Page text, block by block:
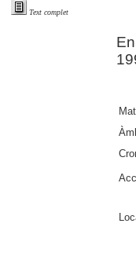
Text complet